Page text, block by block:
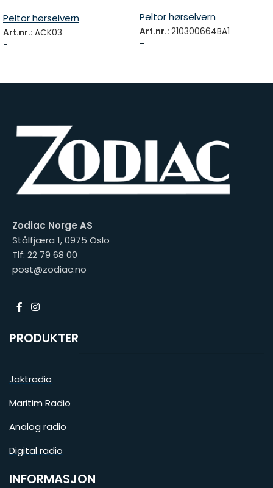
Peltor hørselvern
Art.nr.: ACK03
-
Peltor hørselvern
Art.nr.: 210300664BA1
-
Zodiac Norge AS
Stålfjæra 1, 0975 Oslo
Tlf: 22 79 68 00
post@zodiac.no
PRODUKTER
Jaktradio
Maritim Radio
Analog radio
Digital radio
INFORMASJON